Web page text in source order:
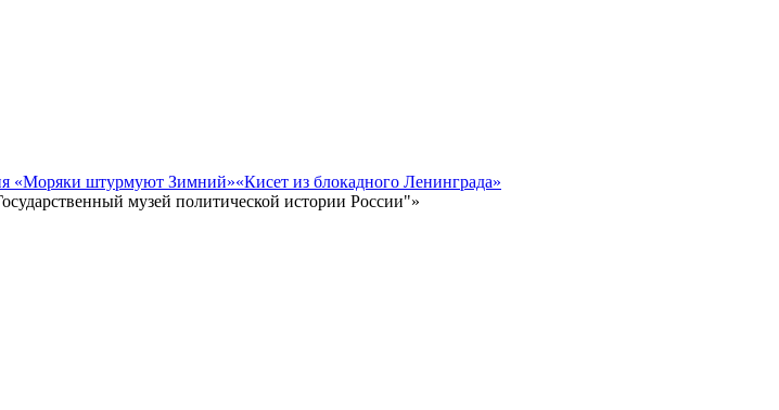
«Моряки штурмуют Зимний»«Кисет из блокадного Ленинграда»
музей политической истории России"»